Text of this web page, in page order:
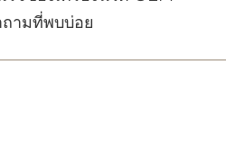
ามที่พบบ่อย